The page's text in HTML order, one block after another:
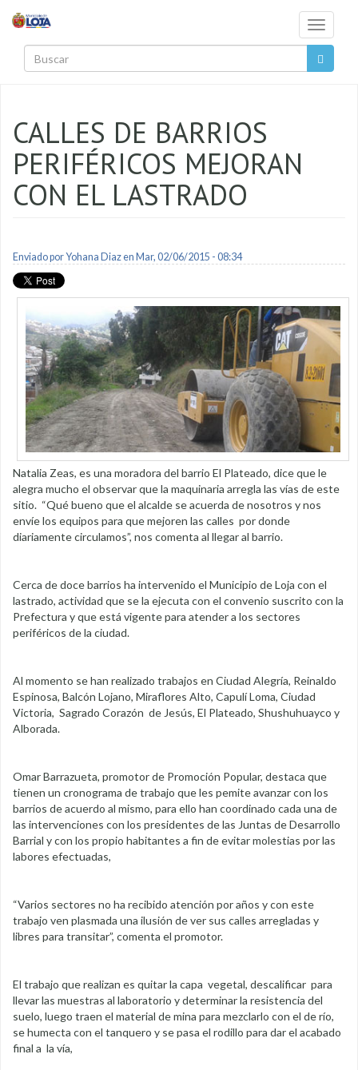
Toggle
CALLES DE BARRIOS
PERIFÉRICOS MEJORAN
CON EL LASTRADO
Enviado porYohana Diazen Mar, 02/06/2015 - 08:34
Natalia Zeas, es una moradora del barrio El Plateado, dice que le
alegra mucho el observar que la maquinaria arregla las vías de este
sitio. “Qué bueno que el alcalde se acuerda de nosotros y nos
envíe los equipos para que mejoren las calles por donde
diariamente circulamos”, nos comenta al llegar al barrio.
Cerca de doce barrios ha intervenido el Municipio de Loja con el
lastrado, actividad que se la ejecuta con el convenio suscrito con la
Prefectura y que está vigente para atender a los sectores
periféricos de la ciudad.
Al momento se han realizado trabajos en Ciudad Alegría, Reinaldo
Espinosa, Balcón Lojano, Miraflores Alto, Capulí Loma, Ciudad
Victoria, Sagrado Corazón de Jesús, El Plateado, Shushuhuayco y
Alborada.
Omar Barrazueta, promotor de Promoción Popular, destaca que
tienen un cronograma de trabajo que les pemite avanzar con los
barrios de acuerdo al mismo, para ello han coordinado cada una de
las intervenciones con los presidentes de las Juntas de Desarrollo
Barrial y con los propio habitantes a fin de evitar molestias por las
labores efectuadas,
“Varios sectores no ha recibido atención por años y con este
trabajo ven plasmada una ilusión de ver sus calles arregladas y
libres para transitar”, comenta el promotor.
El trabajo que realizan es quitar la capa vegetal, descalificar para
llevar las muestras al laboratorio y determinar la resistencia del
suelo, luego traen el material de mina para mezclarlo con el de río,
se humecta con el tanquero y se pasa el rodillo para dar el acabado
final a la vía,